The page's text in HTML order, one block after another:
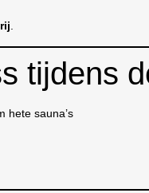
tijdens
hete sauna’s